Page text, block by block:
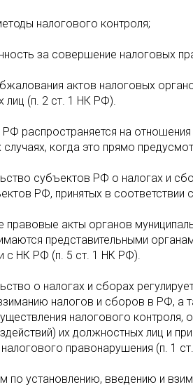
налогового контроля;
за совершение налоговых
актов налоговых
лиц (п. 2 ст. 1 НК РФ).
распространяется на
случаях, когда это прямо
субъектов РФ о налогах и
РФ, принятых в
правовые акты органов
представительными
с НК РФ (п. 5 ст. 1 НК РФ).
о налогах и сборах
налогов и сборов в РФ, а
налогового контроля,
их должностных лиц и
правонарушения (п. 1
по установлению, введению и